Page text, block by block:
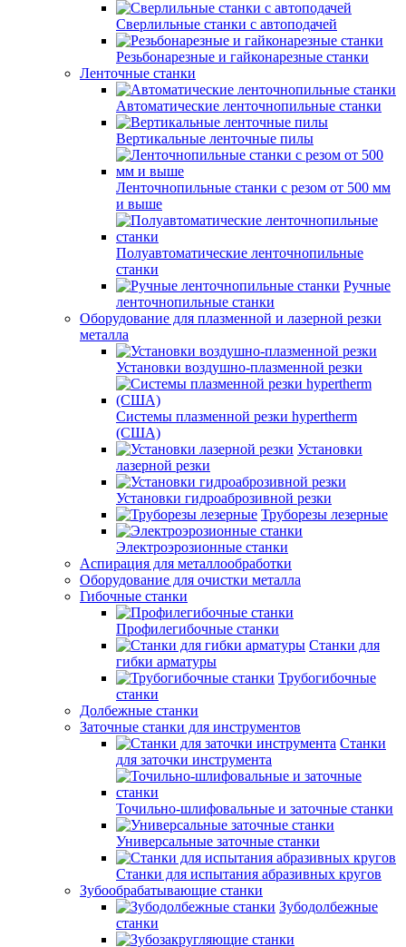
Сверлильные станки с автоподачей
Резьбонарезные и гайконарезные станки
Ленточные станки
Автоматические ленточнопильные станки
Вертикальные ленточные пилы
Ленточнопильные станки с резом от 500 мм
и выше
Полуавтоматические ленточнопильные
станки
Ручные
ленточнопильные станки
Оборудование для плазменной и лазерной резки
металла
Установки воздушно-плазменной резки
Системы плазменной резки hypertherm
(США)
Установки
лазерной резки
Установки гидроаброзивной резки
Труборезы лезерные
Электроэрозионные станки
Аспирация для металлообработки
Оборудование для очистки металла
Гибочные станки
Профилегибочные станки
Станки для
гибки арматуры
Трубогибочные
станки
Долбежные станки
Заточные станки для инструментов
Станки
для заточки инструмента
Точильно-шлифовальные и заточные станки
Универсальные заточные станки
Станки для испытания абразивных кругов
Зубообрабатывающие станки
Зубодолбежные
станки